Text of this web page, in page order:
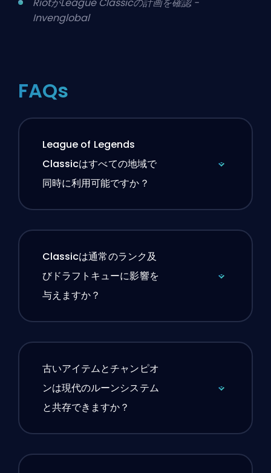
Invenglobal
FAQs
League of Legends
Classicはすべての地域で
同時に利用可能ですか？
Classicは通常のランク及
びドラフトキューに影響を
与えますか？
古いアイテムとチャンピオ
ンは現代のルーンシステム
と共存できますか？